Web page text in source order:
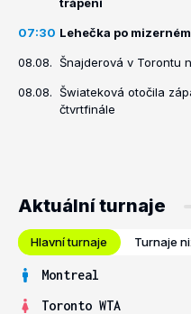
07:30 Lehečka po
08.08. Šnajderová v Torontu
08.08. Šwiateková otočila
čtvrtfinále
Aktuální turnaje
Hlavní turnaje Turnaje
Montreal
Toronto WTA